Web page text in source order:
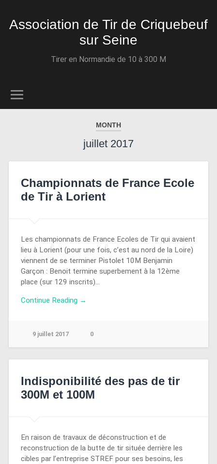
Association de Tir de Criquebeuf
sur Seine
Tirer en Normandie de 10 à 300 M
MONTH
juillet 2017
Championnats de France Ecole
de Tir à Lorient
Les championnats de France Ecoles de Tir qui avaient
lieu à Lorient (pour une fois, c’est au nord de la Loire)
viennent de se terminer Pistolet 10M Benjamin
Garçon : Benoit termine superbement à la 12ème
place (sur 129 inscrits)…
Continue Reading →
9 juillet 2017 0
Indisponibilité des pas de tir
300M et 100M
En raison de travaux de déconstruction et de
reconstruction de la butte de tir située derrière les
cibles par l’entreprise STREF pour ses besoins, les